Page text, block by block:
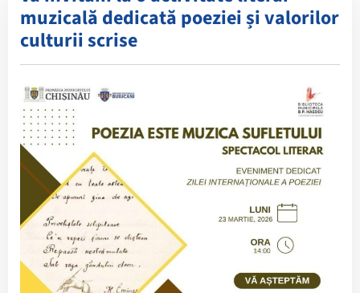
muzicală dedicată poeziei și valorilor
culturii scrise